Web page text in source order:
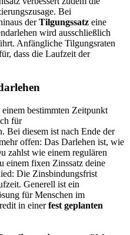
Bei
derTilgungssatz eine
wird ausschließlich
Anfängliche Tilgungsraten
dass die Laufzeit der
bestimmten Zeitpunkt
für
Bei diesem ist nach Ende der
offen: Das Darlehen ist, wie
zahlst wie einem regulären
einem fixen Zinssatz deine
Die Zinsbindungsfrist
Generell ist ein
für Menschen im
in einer fest geplanten